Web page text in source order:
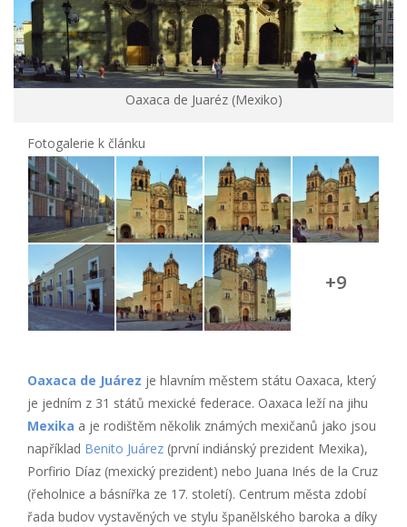
Oaxaca de Juaréz (Mexiko)
Fotogalerie k článku
+9
Oaxaca de Juárez je hlavním městem státu Oaxaca, který
je jedním z 31 států mexické federace. Oaxaca leží na jihu
Mexika a je rodištěm několik známých mexičanů jako jsou
například Benito Juárez (první indiánský prezident Mexika),
Porfirio Díaz (mexický prezident) nebo Juana Inés de la Cruz
(řeholnice a básnířka ze 17. století). Centrum města zdobí
řada budov vystavěných ve stylu španělského baroka a díky